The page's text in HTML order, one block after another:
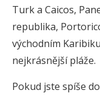
Turk a Caicos,
republika,
východním
nejkrásnější pláže.
Pokud jste spíše